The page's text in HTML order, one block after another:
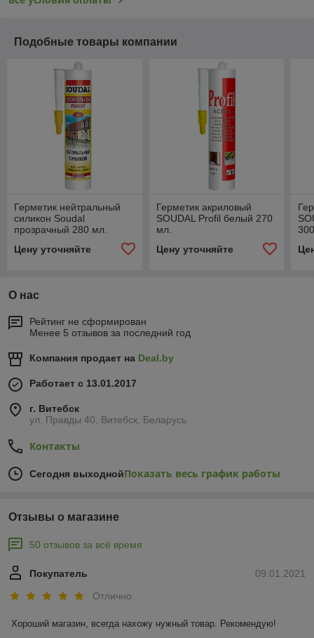
Подобные товары компании
Герметик нейтральный
силикон Soudal
прозрачный 280 мл.
Цену уточняйте
Герметик акриловый
SOUDAL Profil белый 270
мл.
Цену уточняйте
О нас
Рейтинг не сформирован
Менее 5 отзывов за последний год
Компания продает на Deal.by
Работает с 13.01.2017
г. Витебск
ул. Правды 40, Витебск, Беларусь
Контакты
Сегодня выходнойПоказать весь график работы
Отзывы о магазине
50 отзывов за всё время
09.01.2021
Покупатель
Отлично
Хороший магазин, всегда нахожу нужный товар. Рекомендую!